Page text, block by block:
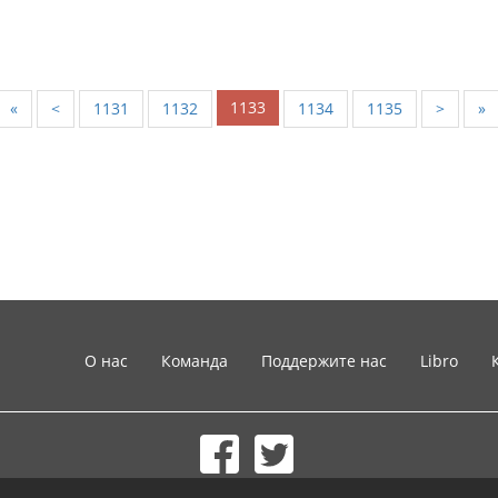
« < 1131 1132 1133 1134 1135 > »
О нас Команда Поддержите нас Libro